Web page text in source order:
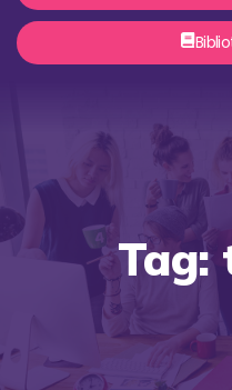
Tag: